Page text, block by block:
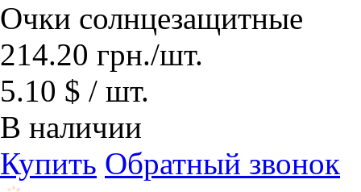
Очки солнцезащитные
214.20 грн./шт.
5.10 $ / шт.
В наличии
Купить Обратный звонок